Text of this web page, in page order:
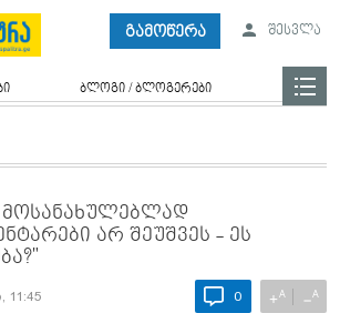
გამოწერა შესვლა
ბლოგი / ბლოგერები
მოსანახულებლად
არ შეუშვეს - ეს
11:45 0 +A −A